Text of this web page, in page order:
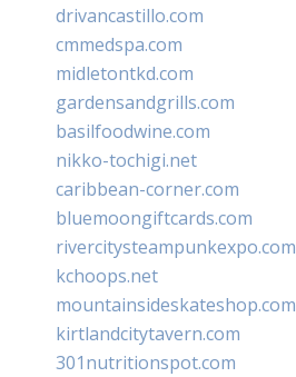
drivancastillo.com
cmmedspa.com
midletontkd.com
gardensandgrills.com
basilfoodwine.com
nikko-tochigi.net
caribbean-corner.com
bluemoongiftcards.com
rivercitysteampunkexpo.com
kchoops.net
mountainsideskateshop.com
kirtlandcitytavern.com
301nutritionspot.com